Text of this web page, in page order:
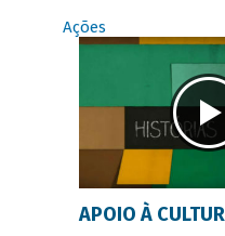
Ações
APOIO À